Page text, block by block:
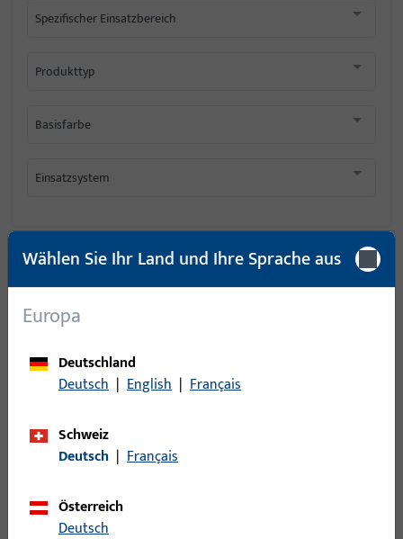
Spezifischer Einsatzbereich
Produkttyp
Basisfarbe
Einsatzsystem
Artikel
K-20301-98-0-1 |
Hebegetriebeschloss
Holz LS05 P1850
Hebegetriebeschloss
Schloss | EURIS
SCHLOSS M1
Wählen Sie Ihr Land und Ihre Sprache aus
Europa
Deutschland
Deutsch | English | Français
Schweiz
Deutsch | Français
Österreich
Deutsch